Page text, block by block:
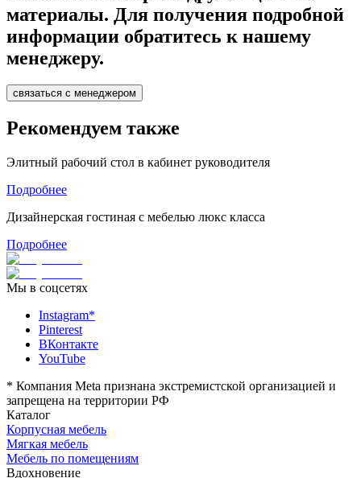
материалы. Для получения подробной
информации обратитесь к нашему
менеджеру.
связаться с менеджером
Рекомендуем также
Элитный рабочий стол в кабинет руководителя
Подробнее
Дизайнерская гостиная с мебелью люкс класса
Подробнее
Мы в соцсетях
Instagram*
Pinterest
ВКонтакте
YouTube
* Компания Meta признана экстремистской организацией и
запрещена на территории РФ
Каталог
Корпусная мебель
Мягкая мебель
Мебель по помещениям
Вдохновение